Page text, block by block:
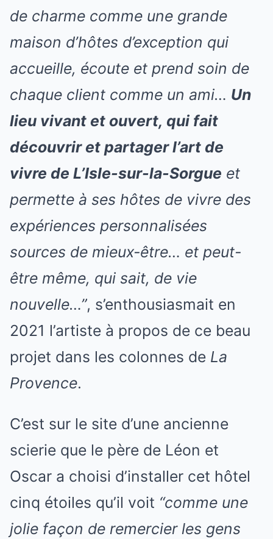
de charme comme une grande
maison d’hôtes d’exception qui
accueille, écoute et prend soin de
chaque client comme un ami… Un
lieu vivant et ouvert, qui fait
découvrir et partager l’art de
vivre de L’Isle-sur-la-Sorgue et
permette à ses hôtes de vivre des
expériences personnalisées
sources de mieux-être… et peut-
être même, qui sait, de vie
nouvelle…”, s’enthousiasmait en
2021 l’artiste à propos de ce beau
projet dans les colonnes de La
Provence.
C’est sur le site d’une ancienne
scierie que le père de Léon et
Oscar a choisi d’installer cet hôtel
cinq étoiles qu’il voit “comme une
jolie façon de remercier les gens